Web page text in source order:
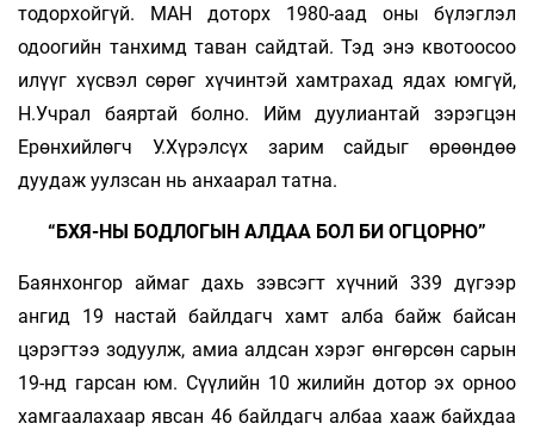
тодорхойгүй. МАН доторх 1980-аад оны бүлэглэл
одоогийн танхимд таван сайдтай. Тэд энэ квотоосоо
илүүг хүсвэл сөрөг хүчинтэй хамтрахад ядах юмгүй,
Н.Учрал баяртай болно. Ийм дуулиантай зэрэгцэн
Ерөнхийлөгч У.Хүрэлсүх зарим сайдыг өрөөндөө
дуудаж уулзсан нь анхаарал татна.
“БХЯ-НЫ БОДЛОГЫН АЛДАА БОЛ БИ ОГЦОРНО”
Баянхонгор аймаг дахь зэвсэгт хүчний 339 дүгээр
ангид 19 настай байлдагч хамт алба байж байсан
цэрэгтээ зодуулж, амиа алдсан хэрэг өнгөрсөн сарын
19-нд гарсан юм. Сүүлийн 10 жилийн дотор эх орноо
хамгаалахаар явсан 46 байлдагч албаа хааж байхдаа